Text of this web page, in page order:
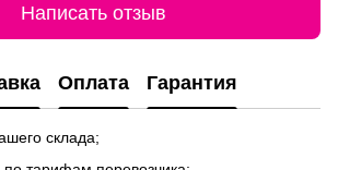
Написать отзыв
Оплата Гарантия
склада;